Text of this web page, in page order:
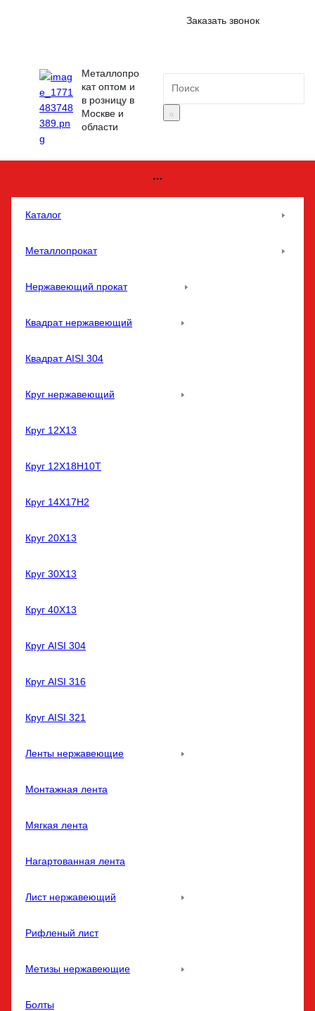
Заказать звонок
Металлопро
кат оптом и
в розницу в
Москве и
области
Каталог
Металлопрокат
Нержавеющий прокат
Квадрат нержавеющий
Квадрат AISI 304
Круг нержавеющий
Круг 12Х13
Круг 12Х18Н10Т
Круг 14Х17Н2
Круг 20Х13
Круг 30Х13
Круг 40Х13
Круг AISI 304
Круг AISI 316
Круг AISI 321
Ленты нержавеющие
Монтажная лента
Мягкая лента
Нагартованная лента
Лист нержавеющий
Рифленый лист
Метизы нержавеющие
Болты